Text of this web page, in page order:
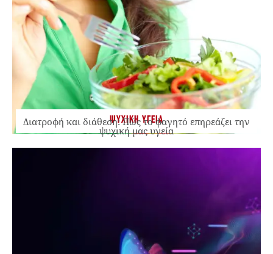
ΨΥΧΙΚΗ ΥΓΕΙΑ
Διατροφή και διάθεση: Πώς το φαγητό επηρεάζει την
ψυχική μας υγεία